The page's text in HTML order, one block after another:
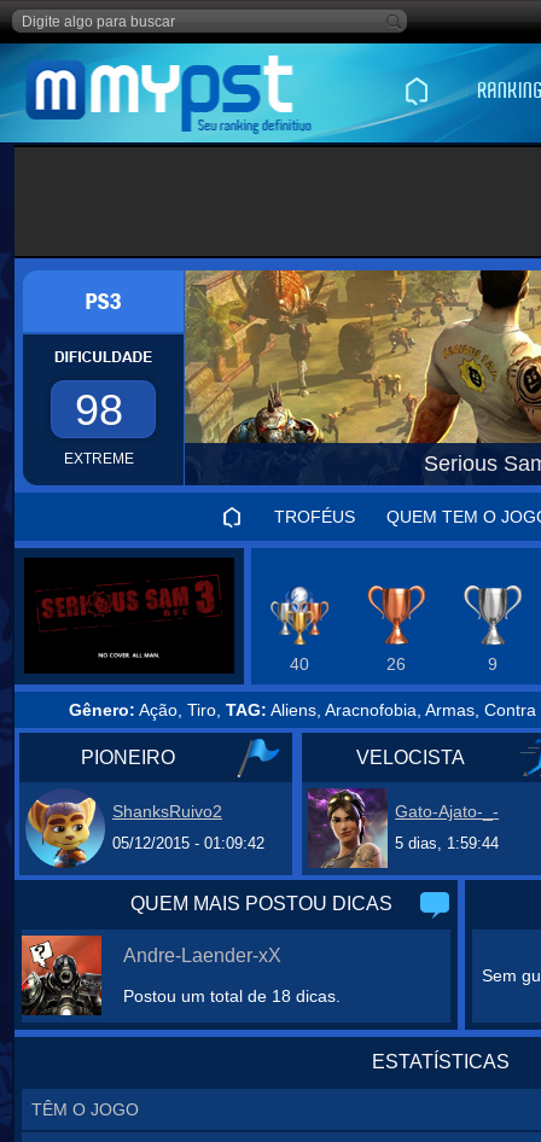
98
EXTREME Serious
TROFÉUS QUEM TEM O
40 26 9
Gênero: Ação, Tiro, TAG: Aliens, Aracnofobia, Armas,
PIONEIRO
ShanksRuivo2
05/12/2015 - 01:09:42
VELOCISTA
Gato-Ajato-_-
5 dias, 1:59:44
QUEM MAIS POSTOU DICAS
Andre-Laender-xX
Postou um total de 18 dicas.
Sem
ESTATÍSTICAS
TÊM O JOGO